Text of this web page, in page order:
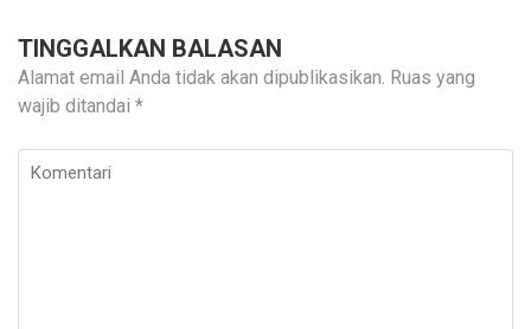
TINGGALKAN BALASAN
Alamat email Anda tidak akan dipublikasikan. Ruas yang
wajib ditandai *
Komentari